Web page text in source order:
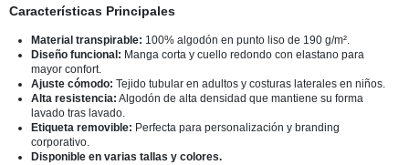
Características Principales
Material transpirable: 100% algodón en punto liso de 190 g/m².
Diseño funcional: Manga corta y cuello redondo con elastano para
mayor confort.
Ajuste cómodo: Tejido tubular en adultos y costuras laterales en niños.
Alta resistencia: Algodón de alta densidad que mantiene su forma
lavado tras lavado.
Etiqueta removible: Perfecta para personalización y branding
corporativo.
Disponible en varias tallas y colores.